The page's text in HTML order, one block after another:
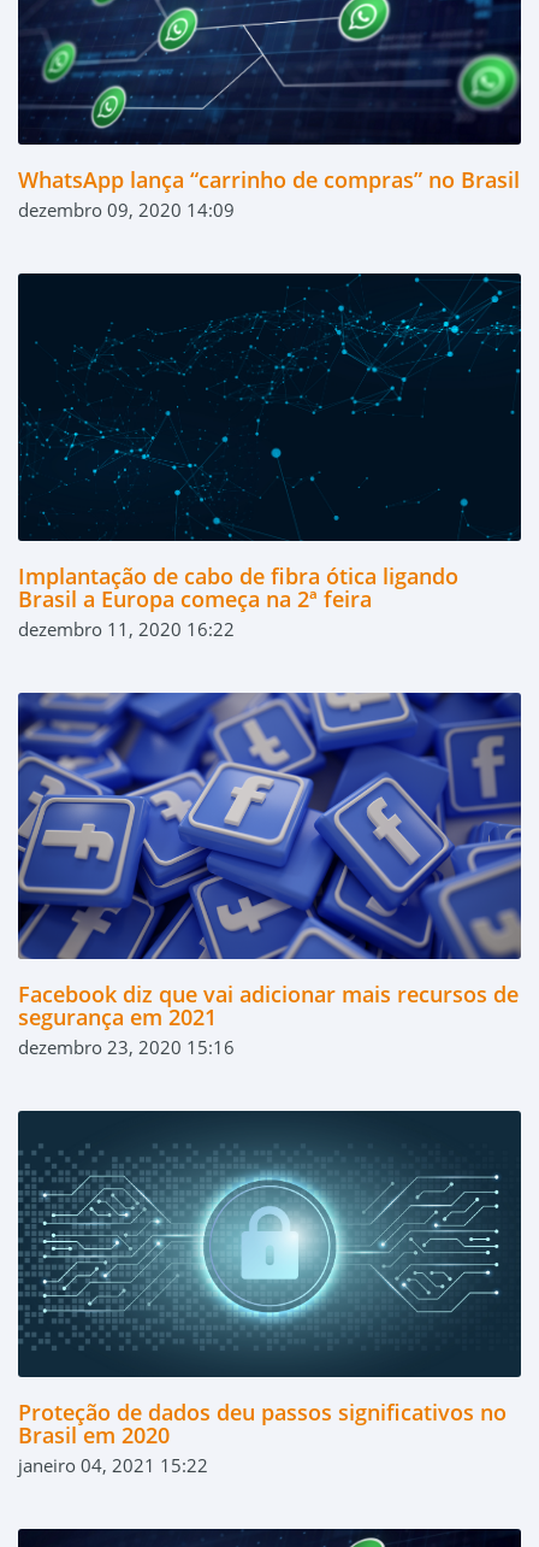
WhatsApp lança “carrinho de compras” no Brasil
dezembro 09, 2020 14:09
Implantação de cabo de fibra ótica ligando
Brasil a Europa começa na 2ª feira
dezembro 11, 2020 16:22
Facebook diz que vai adicionar mais recursos de
segurança em 2021
dezembro 23, 2020 15:16
Proteção de dados deu passos significativos no
Brasil em 2020
janeiro 04, 2021 15:22